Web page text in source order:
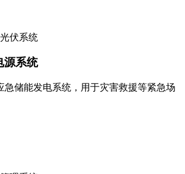
源系统
急储能发电系统，用于灾害救援等紧急场